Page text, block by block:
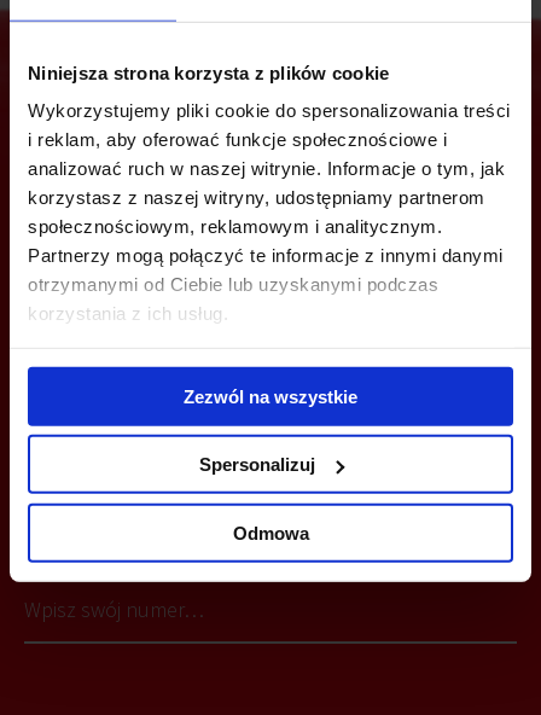
Niniejsza strona korzysta z plików cookie
Wykorzystujemy pliki cookie do spersonalizowania treści
i reklam, aby oferować funkcje społecznościowe i
analizować ruch w naszej witrynie. Informacje o tym, jak
korzystasz z naszej witryny, udostępniamy partnerom
społecznościowym, reklamowym i analitycznym.
Partnerzy mogą połączyć te informacje z innymi danymi
otrzymanymi od Ciebie lub uzyskanymi podczas
korzystania z ich usług.
Zezwól na wszystkie
Spersonalizuj
Odmowa
Jesteś zainteresowany tą ofertą?
ZADZWOŃ I DOWIEDZ SIĘ WIĘCEJ
+48 539 096 754
MOŻESZ TEŻ ZOSTAWIĆ SWÓJ NUMER, A MY SKONTAKTUJEMY SIĘ